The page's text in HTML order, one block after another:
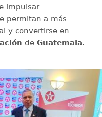
impulsar
permitan a más
y convertirse en
de Guatemala.